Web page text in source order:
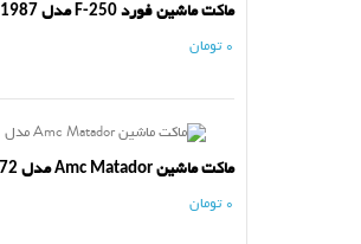
ماکت ماشین فورد F-250 مدل 1987
0 تومان
ماکت ماشین Amc Matador مدل 1972
0 تومان